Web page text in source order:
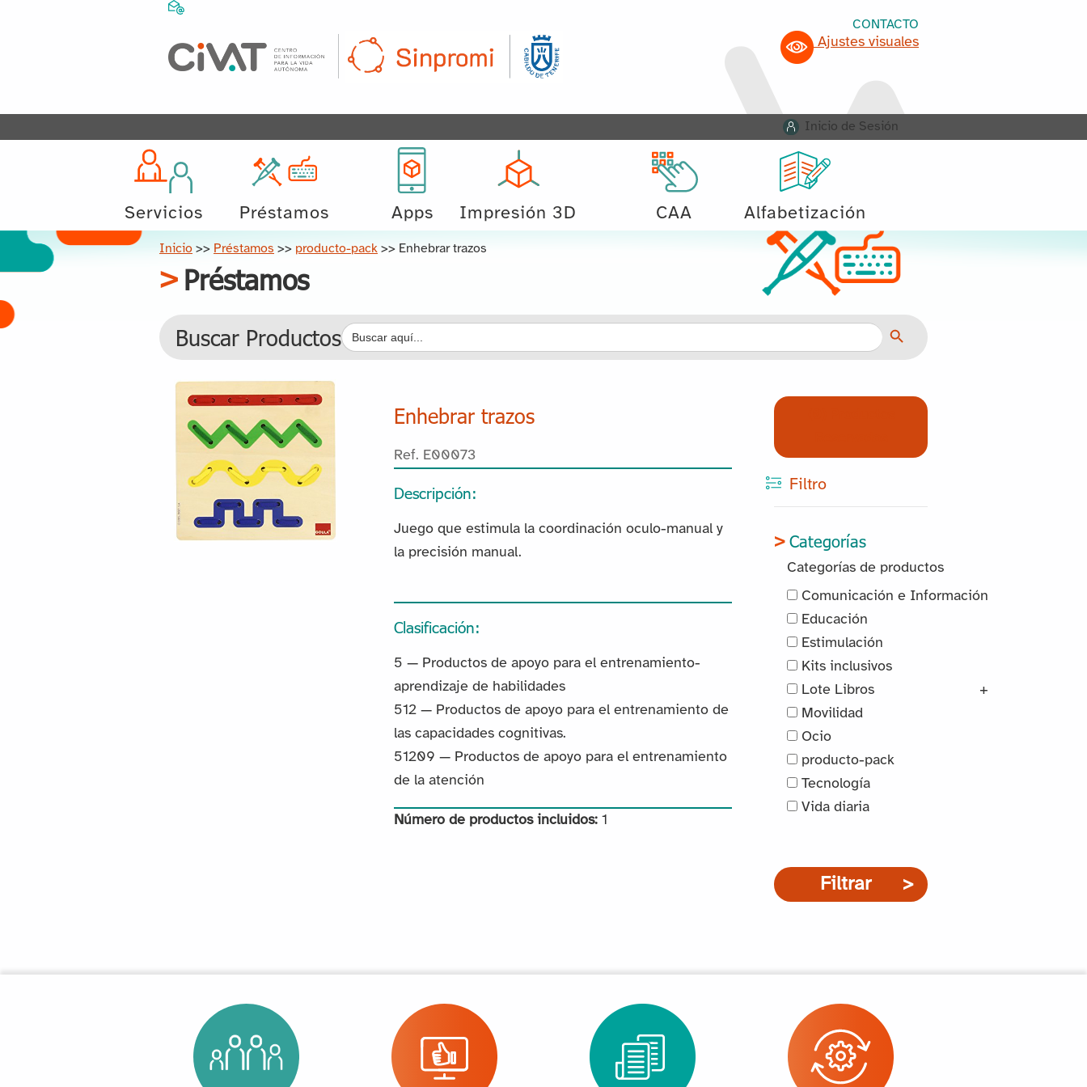
CONTACTO
Ajustes visuales
Inicio de Sesión
Servicios Préstamos Apps Impresión 3D CAA Alfabetización
Inicio >> Préstamos >> producto-pack >> Enhebrar trazos
Préstamos
Buscar ProductosBuscar: Botón de búsqueda
Enhebrar trazos
Ref. E00073
Descripción:
Juego que estimula la coordinación oculo-manual y
la precisión manual.
Clasificación:
5 — Productos de apoyo para el entrenamiento-
aprendizaje de habilidades
512 — Productos de apoyo para el entrenamiento de
las capacidades cognitivas.
51209 — Productos de apoyo para el entrenamiento
de la atención
Número de productos incluidos:1
Filtro
Categorías
Categorías de productos
Comunicación e Información
Educación
Estimulación
Kits inclusivos
Lote Libros
+
Movilidad
Ocio
producto-pack
Tecnología
Vida diaria
Filtrar